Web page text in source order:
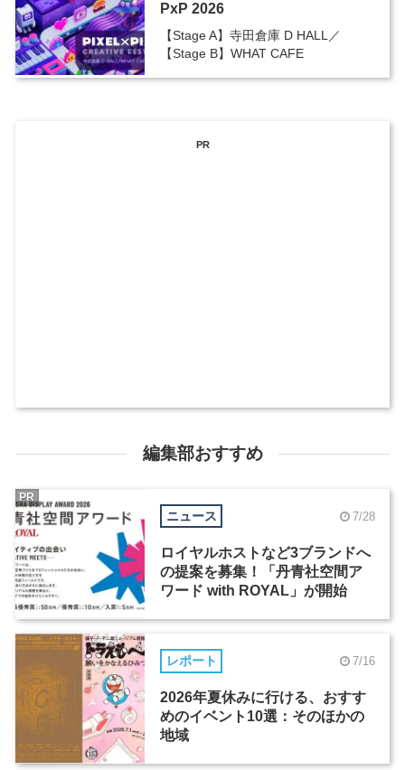
PxP 2026
【Stage A】寺田倉庫 D HALL／
【Stage B】WHAT CAFE
PR
編集部おすすめ
ニュース 7/28
ロイヤルホストなど3ブランドへ
の提案を募集！「丹青社空間ア
ワード with ROYAL」が開始
PR
レポート 7/16
2026年夏休みに行ける、おすす
めのイベント10選：そのほかの
地域